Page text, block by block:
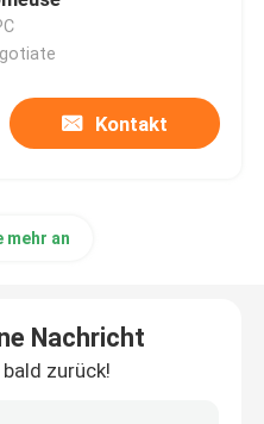
Kontakt
mehr an
Nachricht
zurück!